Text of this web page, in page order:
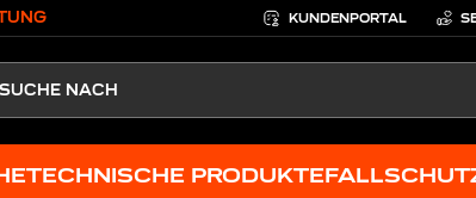
KUNDENPORTAL
TECHNISCHE PRODUKTE